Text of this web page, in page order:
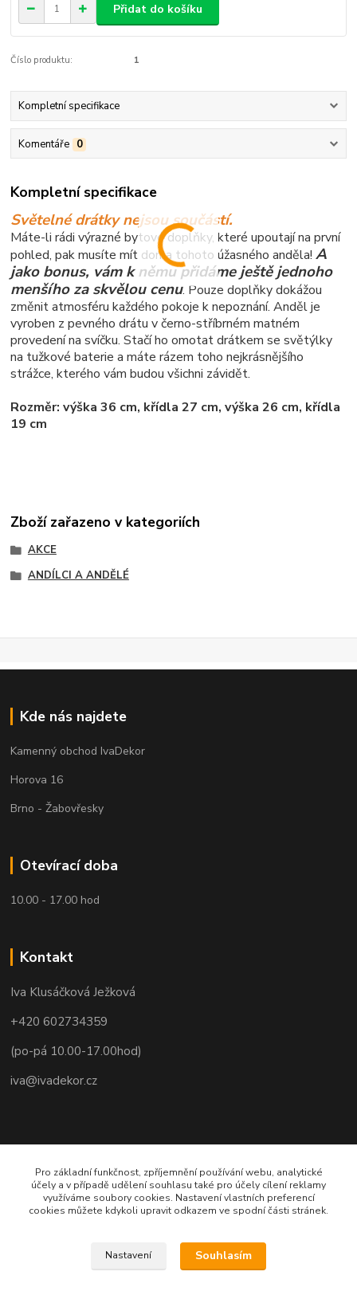
Přidat do košíku
Číslo produktu: 1
Kompletní specifikace
Komentáře 0
Kompletní specifikace
Světelné drátky nejsou součástí.
Máte-li rádi výrazné bytové doplňky, které upoutají na první
pohled, pak musíte mít doma tohoto úžasného anděla!A
jako bonus, vám k němu přidáme ještě jednoho
menšího za skvělou cenu. Pouze doplňky dokážou
změnit atmosféru každého pokoje k nepoznání. Anděl je
vyroben z pevného drátu v černo-stříbrném matném
provedení na svíčku. Stačí ho omotat drátkem se světýlky
na tužkové baterie a máte rázem toho nejkrásnějšího
strážce, kterého vám budou všichni závidět.
Rozměr: výška 36 cm, křídla 27 cm, výška 26 cm, křídla
19 cm
Zboží zařazeno v kategoriích
AKCE
ANDÍLCI A ANDĚLÉ
Kde nás najdete
Kamenný obchod IvaDekor
Horova 16
Brno - Žabovřesky
Otevírací doba
10.00 - 17.00 hod
Kontakt
Iva Klusáčková Ježková
+420 602734359
(po-pá 10.00-17.00hod)
iva@ivadekor.cz
Pro základní funkčnost, zpříjemnění používání webu, analytické
účely a v případě udělení souhlasu také pro účely cílení reklamy
využíváme soubory cookies. Nastavení vlastních preferencí
cookies můžete kdykoli upravit odkazem ve spodní části stránek.
Nastavení Souhlasím